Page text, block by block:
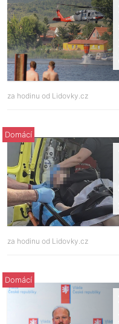
za hodinu od Lidovky.cz
Domácí
za hodinu od Lidovky.cz
Domácí